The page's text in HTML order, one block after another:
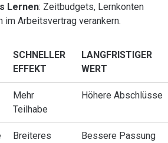
Lernen: Zeitbudgets, Lernkonten
im Arbeitsvertrag verankern.
SCHNELLER
EFFEKT
LANGFRISTIGER
WERT
Mehr
Teilhabe
Höhere Abschlüsse
Breiteres
Bessere Passung